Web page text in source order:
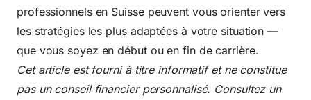
professionnels en Suisse peuvent vous orienter vers
les stratégies les plus adaptées à votre situation —
que vous soyez en début ou en fin de carrière.
Cet article est fourni à titre informatif et ne constitue
pas un conseil financier personnalisé. Consultez un